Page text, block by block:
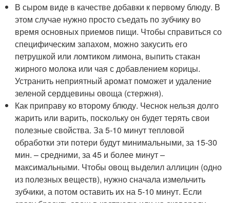
В сыром виде в качестве добавки к первому блюду. В
этом случае нужно просто съедать по зубчику во
время основных приемов пищи. Чтобы справиться со
специфическим запахом, можно закусить его
петрушкой или ломтиком лимона, выпить стакан
жирного молока или чая с добавлением корицы.
Устранить неприятный аромат поможет и удаление
зеленой сердцевины овоща (стержня).
Как приправу ко второму блюду. Чеснок нельзя долго
жарить или варить, поскольку он будет терять свои
полезные свойства. За 5-10 минут тепловой
обработки эти потери будут минимальными, за 15-30
мин. – средними, за 45 и более минут –
максимальными. Чтобы овощ выделил аллицин (одно
из полезных веществ), нужно сначала измельчить
зубчики, а потом оставить их на 5-10 минут. Если